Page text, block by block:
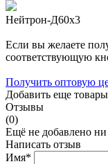
Нейтрон-Д60x3
Если вы желаете
соответствующую
Получить оптовую
Добавить еще товары
Отзывы
(0)
Ещё не добавлено
Написать отзыв
Имя*